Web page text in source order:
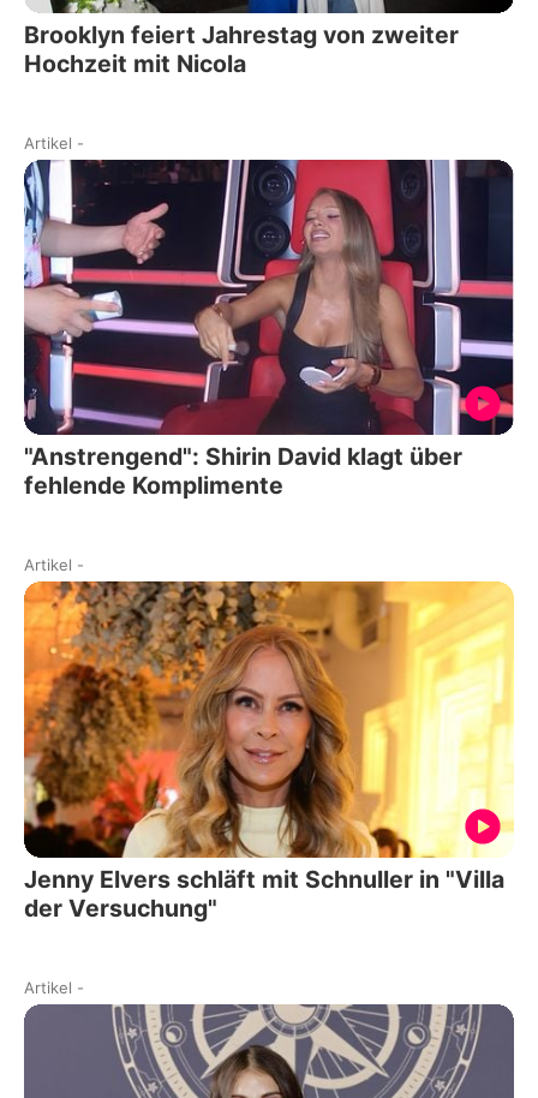
Brooklyn feiert Jahrestag von zweiter
Hochzeit mit Nicola
Artikel -
"Anstrengend": Shirin David klagt über
fehlende Komplimente
Artikel -
Jenny Elvers schläft mit Schnuller in "Villa
der Versuchung"
Artikel -